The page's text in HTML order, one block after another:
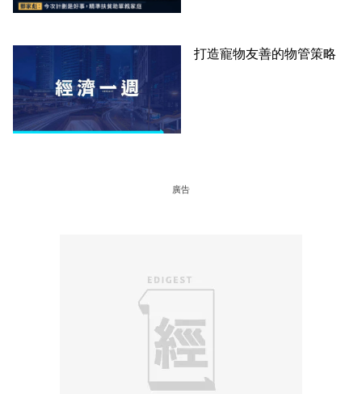
打造寵物友善的物管策略
廣告